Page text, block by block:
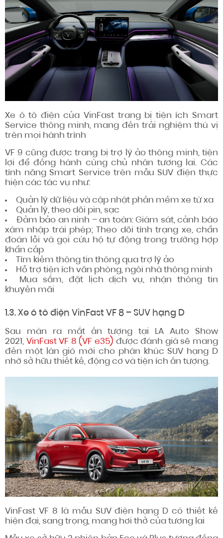
Xe ô tô điện của VinFast trang bị tiện ích Smart
Service thông minh, mang đến trải nghiệm thú vị
trên mọi hành trình
VF 9 cũng được trang bị trợ lý ảo thông minh, tiện
lợi để đồng hành cùng chủ nhân tương lai. Các
tính năng Smart Service trên mẫu SUV điện thực
hiện các tác vụ như:
Quản lý dữ liệu và cập nhật phần mềm xe từ xa
Quản lý, theo dõi pin, sạc
Đảm bảo an ninh – an toàn: Giám sát, cảnh báo
xâm nhập trái phép; Theo dõi tình trạng xe, chẩn
đoán lỗi và gọi cứu hộ tự động trong trường hợp
khẩn cấp
Tìm kiếm thông tin thông qua trợ lý ảo
Hỗ trợ tiện ích văn phòng, ngôi nhà thông minh
Mua sắm, đặt lịch dịch vụ, nhận thông tin
khuyến mãi
1.3. Xe ô tô điện VinFast VF 8 – SUV hạng D
Sau màn ra mắt ấn tượng tại LA Auto Show
2021, VinFast VF 8 (VF e35) được đánh giá sẽ mang
đến một làn gió mới cho phân khúc SUV hạng D
nhờ sở hữu thiết kế, động cơ và tiện ích ấn tượng.
VinFast VF 8 là mẫu SUV điện hạng D có thiết kế
hiện đại, sang trọng, mang hơi thở của tương lai